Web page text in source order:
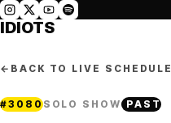
IDIOTS
← BACK TO LIVE SCHEDULE
#3080SOLO SHOW PAST